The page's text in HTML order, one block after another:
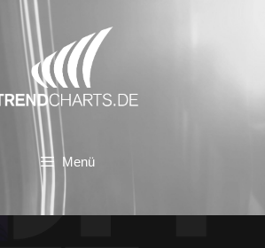
Menü